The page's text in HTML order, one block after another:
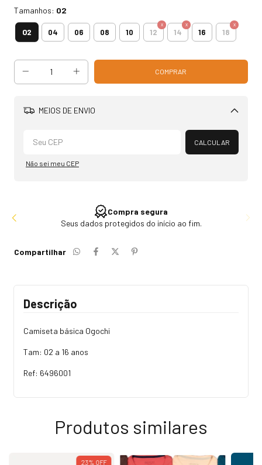
Tamanhos: 02
02 04 06 08 10 12 14 16 18
MEIOS DE ENVIO
Alterar CEP
CALCULAR
Não sei meu CEP
Compra segura
Seus dados protegidos do início ao fim.
Compartilhar
Descrição
Camiseta básica Ogochi
Tam: 02 a 16 anos
Ref: 6496001
Produtos similares
23% OFF